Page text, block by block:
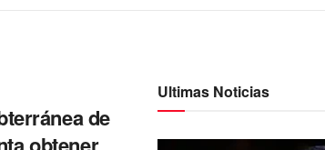
de
Ultimas Noticias